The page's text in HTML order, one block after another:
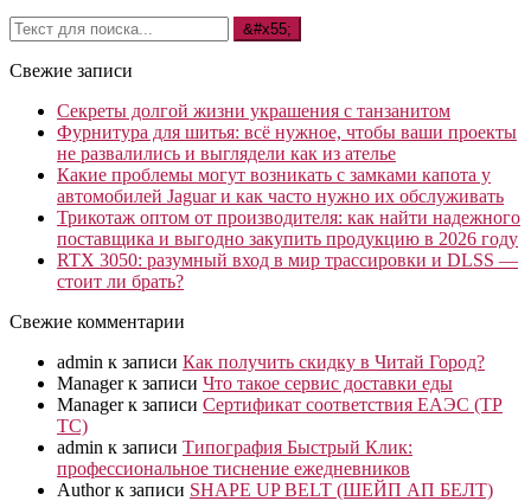
Свежие записи
Секреты долгой жизни украшения с танзанитом
Фурнитура для шитья: всё нужное, чтобы ваши проекты
не развалились и выглядели как из ателье
Какие проблемы могут возникать с замками капота у
автомобилей Jaguar и как часто нужно их обслуживать
Трикотаж оптом от производителя: как найти надежного
поставщика и выгодно закупить продукцию в 2026 году
RTX 3050: разумный вход в мир трассировки и DLSS —
стоит ли брать?
Свежие комментарии
admin к записи Как получить скидку в Читай Город?
Managerк записи Что такое сервис доставки еды
Managerк записи Сертификат соответствия ЕАЭС (ТР
ТС)
admin к записи Типография Быстрый Клик:
профессиональное тиснение ежедневников
Authorк записи SHAPE UP BELT (ШЕЙП АП БЕЛТ)